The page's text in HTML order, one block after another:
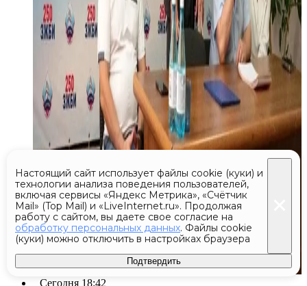
Сегодня 18:42
Настоящий сайт использует файлы cookie (куки) и
технологии анализа поведения пользователей,
включая сервисы «Яндекс Метрика», «Счётчик
Mail» (Top Mail) и «LiveInternet.ru». Продолжая
работу с сайтом, вы даете свое согласие на
обработку персональных данных. Файлы cookie
(куки) можно отключить в настройках браузера
Подтвердить